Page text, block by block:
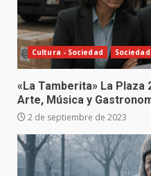
Cultura - Sociedad Sociedad
«La Tamberita» La Plaza
Arte, Música y
2 de septiembre de 2023